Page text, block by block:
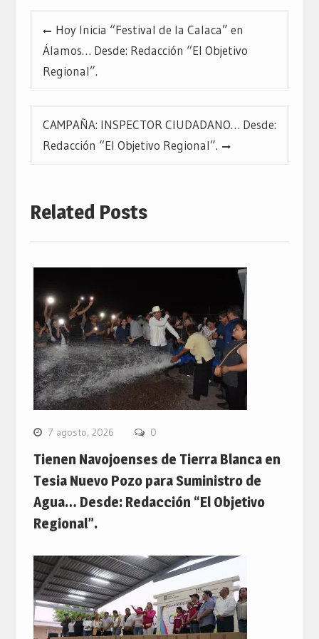
entradas
Hoy Inicia “Festival de la Calaca” en
Álamos… Desde: Redacción “El Objetivo
Regional”.
CAMPAÑA: INSPECTOR CIUDADANO… Desde:
Redacción “El Objetivo Regional”.
Related Posts
7 agosto, 2026 0
Tienen Navojoenses de Tierra Blanca en
Tesia Nuevo Pozo para Suministro de
Agua… Desde: Redacción “El Objetivo
Regional”.